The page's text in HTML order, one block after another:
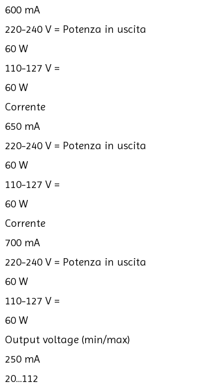
600 mA
220-240 V = Potenza in uscita
60 W
110-127 V =
60 W
Corrente
650 mA
220-240 V = Potenza in uscita
60 W
110-127 V =
60 W
Corrente
700 mA
220-240 V = Potenza in uscita
60 W
110-127 V =
60 W
Output voltage (min/max)
250 mA
20...112